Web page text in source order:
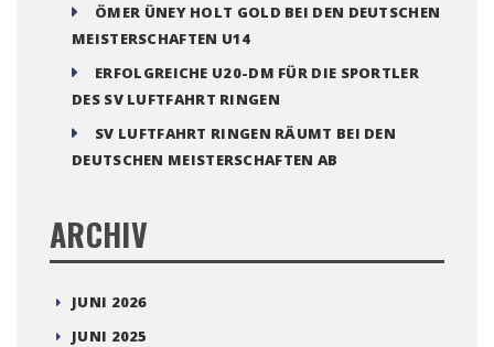
ÖMER ÜNEY HOLT GOLD BEI DEN DEUTSCHEN
MEISTERSCHAFTEN U14
ERFOLGREICHE U20-DM FÜR DIE SPORTLER
DES SV LUFTFAHRT RINGEN
SV LUFTFAHRT RINGEN RÄUMT BEI DEN
DEUTSCHEN MEISTERSCHAFTEN AB
ARCHIV
JUNI 2026
JUNI 2025